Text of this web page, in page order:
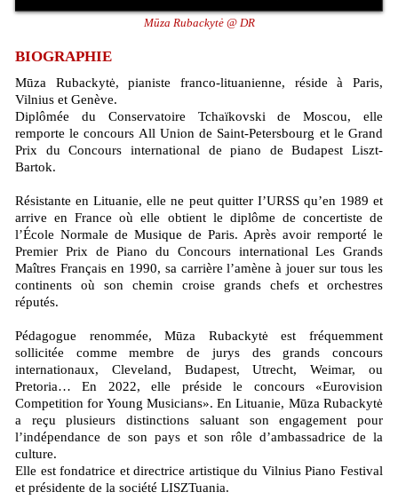
Mūza Rubackytė @ DR
BIOGRAPHIE
Mūza Rubackytė, pianiste franco-lituanienne, réside à Paris,
Vilnius et Genève.
Diplômée du Conservatoire Tchaïkovski de Moscou, elle
remporte le concours All Union de Saint-Petersbourg et le Grand
Prix du Concours international de piano de Budapest Liszt-
Bartok.
Résistante en Lituanie, elle ne peut quitter I’URSS qu’en 1989 et
arrive en France où elle obtient le diplôme de concertiste de
l’École Normale de Musique de Paris. Après avoir remporté le
Premier Prix de Piano du Concours international Les Grands
Maîtres Français en 1990, sa carrière l’amène à jouer sur tous les
continents où son chemin croise grands chefs et orchestres
réputés.
Pédagogue renommée, Mūza Rubackytė est fréquemment
sollicitée comme membre de jurys des grands concours
internationaux, Cleveland, Budapest, Utrecht, Weimar, ou
Pretoria… En 2022, elle préside le concours «Eurovision
Competition for Young Musicians». En Lituanie, Mūza Rubackytė
a reçu plusieurs distinctions saluant son engagement pour
l’indépendance de son pays et son rôle d’ambassadrice de la
culture.
Elle est fondatrice et directrice artistique du Vilnius Piano Festival
et présidente de la société LISZTuania.